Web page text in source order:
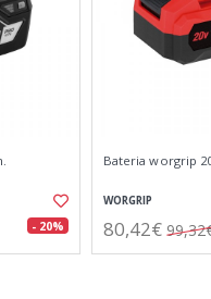
- 20%
Bateria worgrip
WORGRIP
80,42€